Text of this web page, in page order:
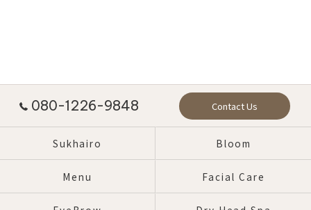
080-1226-9848 Contact Us
Sukhairo Bloom
Menu Facial Care